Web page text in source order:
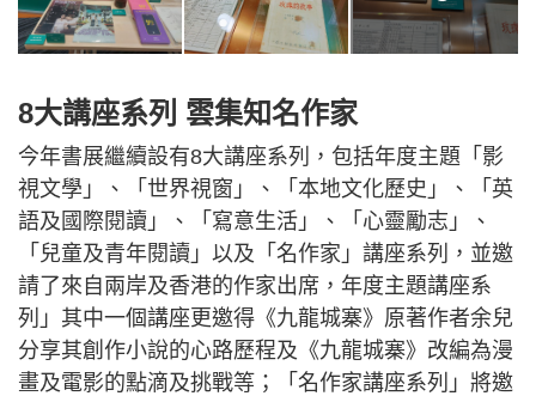
8大講座系列 雲集知名作家
今年書展繼續設有8大講座系列，包括年度主題「影
視文學」、「世界視窗」、「本地文化歷史」、「英
語及國際閱讀」、「寫意生活」、「心靈勵志」、
「兒童及青年閱讀」以及「名作家」講座系列，並邀
請了來自兩岸及香港的作家出席，年度主題講座系
列」其中一個講座更邀得《九龍城寨》原著作者余兒
分享其創作小說的心路歷程及《九龍城寨》改編為漫
畫及電影的點滴及挑戰等；「名作家講座系列」將邀